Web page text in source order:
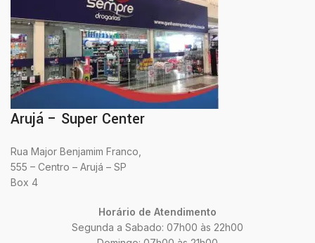
Arujá – Super Center
Rua Major Benjamim Franco,
555 – Centro – Arujá – SP
Box 4
Horário de Atendimento
Segunda a Sabado: 07h00 às 22h00